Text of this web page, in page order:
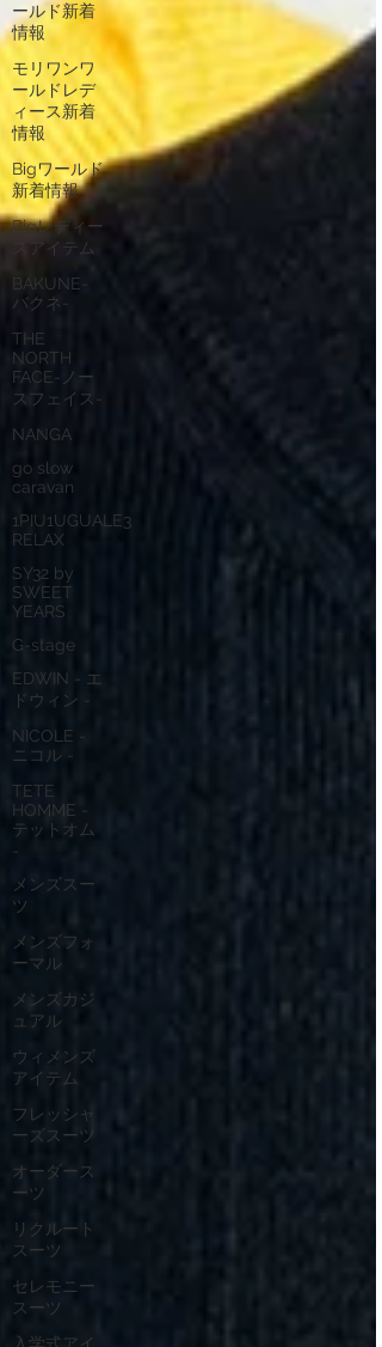
ールド新着
情報
モリワンワ
ールドレデ
ィース新着
情報
Bigワールド
新着情報
Bigレディー
スアイテム
BAKUNE-
バクネ-
THE
NORTH
FACE-ノー
スフェイス-
NANGA
go slow
caravan
1PIU1UGUALE3
RELAX
SY32 by
SWEET
YEARS
G-stage
EDWIN - エ
ドウィン -
NICOLE -
ニコル -
TETE
HOMME -
テットオム
-
メンズスー
ツ
メンズフォ
ーマル
メンズカジ
ュアル
ウィメンズ
アイテム
フレッシャ
ーズスーツ
オーダース
ーツ
リクルート
スーツ
セレモニー
スーツ